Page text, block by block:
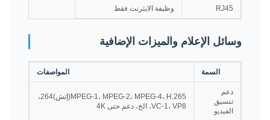
RJ45 وظيفة الايثرنت فقط
وسائل الإعلام والميزات الإضافية
السمة المواصفات
دعم
تنسيق
الفيديو
MPEG-1، MPEG-2، MPEG-4، H.265(إتش)264،
VC-1، VP8، الخ، دعم حتى 4K